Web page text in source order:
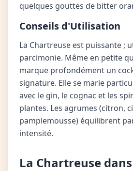
quelques gouttes de bitter
Conseils d'Utilisation
La Chartreuse est puissante ;
parcimonie. Même en petite
marque profondément un
signature. Elle se marie
avec le gin, le cognac et les
plantes. Les agrumes (citron,
pamplemousse) équilibrent
intensité.
La Chartreuse